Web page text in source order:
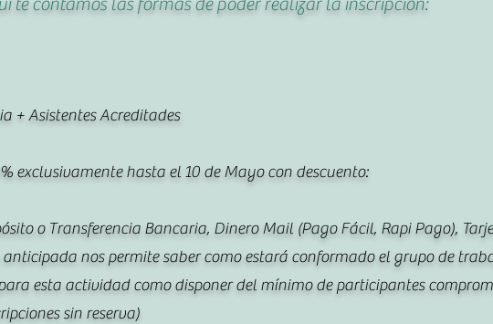
+ Asistentes Acreditades
exclusivamente hasta el 10 de Mayo con descuento:
o Transferencia Bancaria, Dinero Mail (Pago Fácil, Rapi Pago),
anticipada nos permite saber como estará conformado el grupo de
esta actividad como disponer del mínimo de participantes
sin reserva)